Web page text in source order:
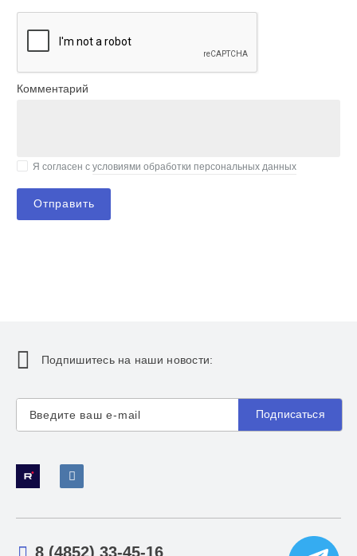
Комментарий
Я согласен сусловиями обработки персональных данных
Отправить
Подпишитесь на наши новости:
Подписаться
8 (4852) 33-45-16